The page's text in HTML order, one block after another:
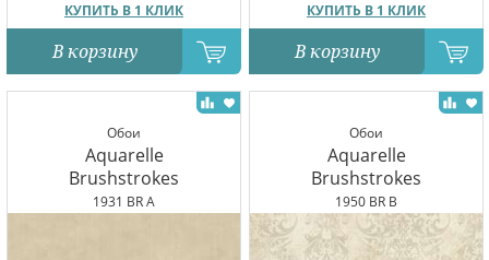
КУПИТЬ В 1 КЛИК
В корзину
КУПИТЬ В 1 КЛИК
В корзину
Обои
Aquarelle
Brushstrokes
1931 BR A
Обои
Aquarelle
Brushstrokes
1950 BR B